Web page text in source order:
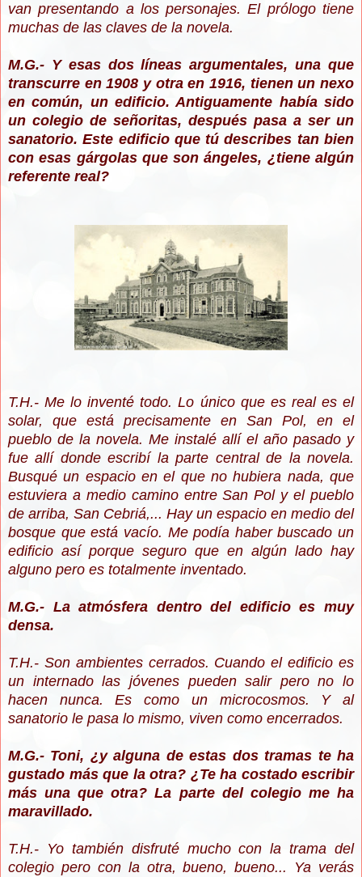
van presentando a los personajes. El prólogo tiene
muchas de las claves de la novela.
M.G.- Y esas dos líneas argumentales, una que
transcurre en 1908 y otra en 1916, tienen un nexo
en común, un edificio. Antiguamente había sido
un colegio de señoritas, después pasa a ser un
sanatorio. Este edificio que tú describes tan bien
con esas gárgolas que son ángeles, ¿tiene algún
referente real?
T.H.- Me lo inventé todo. Lo único que es real es el
solar, que está precisamente en San Pol, en el
pueblo de la novela. Me instalé allí el año pasado y
fue allí donde escribí la parte central de la novela.
Busqué un espacio en el que no hubiera nada, que
estuviera a medio camino entre San Pol y el pueblo
de arriba, San Cebriá,... Hay un espacio en medio del
bosque que está vacío. Me podía haber buscado un
edificio así porque seguro que en algún lado hay
alguno pero es totalmente inventado.
M.G.- La atmósfera dentro del edificio es muy
densa.
T.H.- Son ambientes cerrados. Cuando el edificio es
un internado las jóvenes pueden salir pero no lo
hacen nunca. Es como un microcosmos. Y al
sanatorio le pasa lo mismo, viven como encerrados.
M.G.- Toni, ¿y alguna de estas dos tramas te ha
gustado más que la otra? ¿Te ha costado escribir
más una que otra? La parte del colegio me ha
maravillado.
T.H.- Yo también disfruté mucho con la trama del
colegio pero con la otra, bueno, bueno... Ya verás